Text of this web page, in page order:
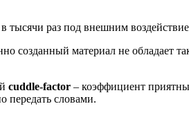
раз под внешним
созданный материал не обладает
cuddle-factor – коэффициент
передать словами.